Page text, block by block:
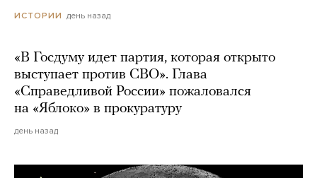
ИСТОРИИ день назад
«В Госдуму идет партия, которая открыто
выступает против СВО». Глава
«Справедливой России» пожаловался
на «Яблоко» в прокуратуру
день назад